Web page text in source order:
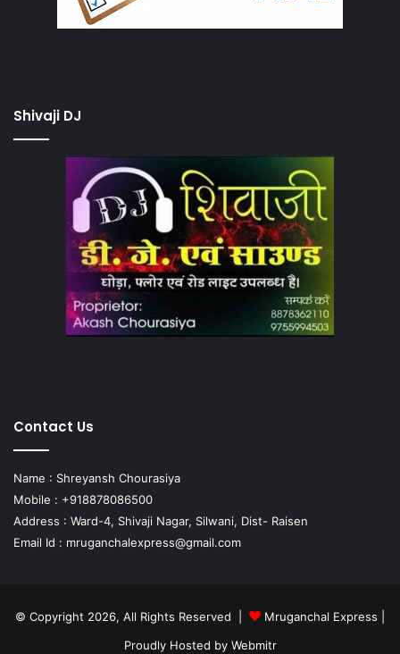
Shivaji DJ
Contact Us
Name : Shreyansh Chourasiya
Mobile : +918878086500
Address : Ward-4, Shivaji Nagar, Silwani, Dist- Raisen
Email Id : mruganchalexpress@gmail.com
© Copyright 2026, All Rights Reserved | Mruganchal Express
Proudly Hosted by Webmitr